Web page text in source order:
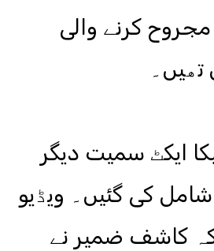
کرنے والی
ایکٹ سمیت دیگر
کی گئیں۔ ویڈیو
کہ کاشف ضمیر نے